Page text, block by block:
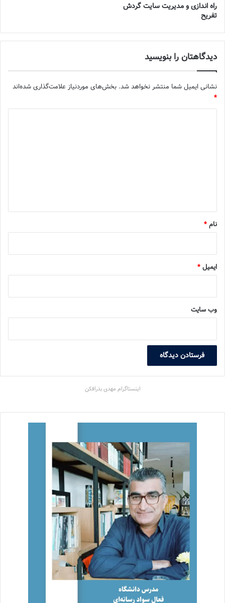
راه اندازی و مدیریت سایت گردش
تفریح
دیدگاهتان را بنویسید
نشانی ایمیل شما منتشر نخواهد شد. بخش‌های موردنیاز علامت‌گذاری شده‌اند
*
نام*
ایمیل*
وب‌ سایت
اینستاگرام مهدی بذرافکن